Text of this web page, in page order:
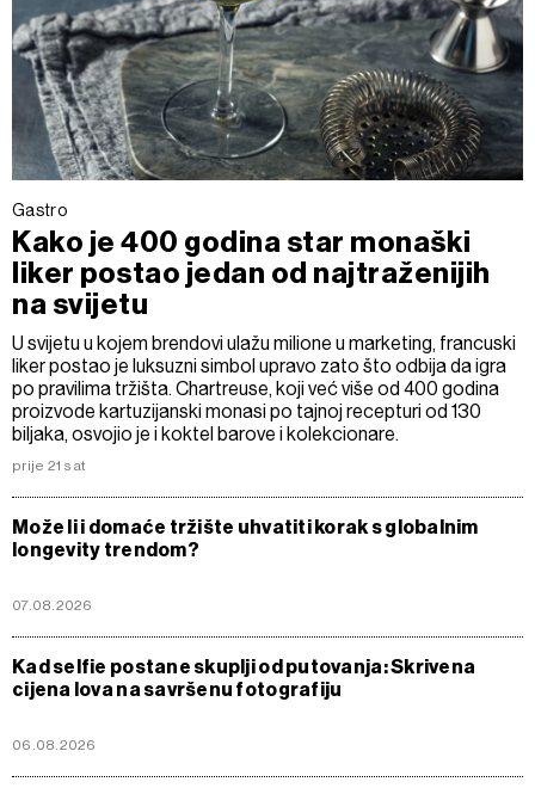
Gastro
Kako je 400 godina star monaški
liker postao jedan od najtraženijih
na svijetu
U svijetu u kojem brendovi ulažu milione u marketing, francuski
liker postao je luksuzni simbol upravo zato što odbija da igra
po pravilima tržišta. Chartreuse, koji već više od 400 godina
proizvode kartuzijanski monasi po tajnoj recepturi od 130
biljaka, osvojio je i koktel barove i kolekcionare.
prije 21 sat
Može li i domaće tržište uhvatiti korak s globalnim
longevity trendom?
07.08.2026
Kad selfie postane skuplji od putovanja: Skrivena
cijena lova na savršenu fotografiju
06.08.2026